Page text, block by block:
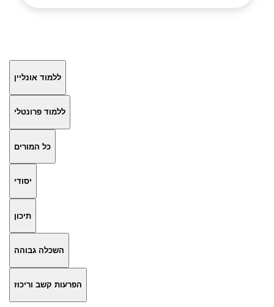
ללמוד אונליין
ללמוד פרונטלי
כל המורים
יסודי
תיכון
השכלה גבוהה
הפרעות קשב וריכוז